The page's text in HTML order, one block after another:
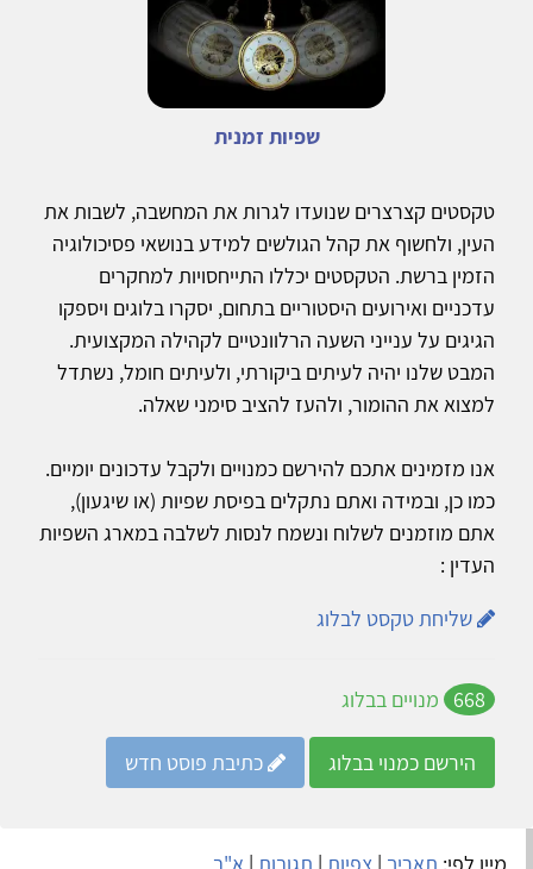
שפיות זמנית
טקסטים קצרצרים שנועדו לגרות את המחשבה, לשבות את
העין, ולחשוף את קהל הגולשים למידע בנושאי פסיכולוגיה
הזמין ברשת. הטקסטים יכללו התייחסויות למחקרים
עדכניים ואירועים היסטוריים בתחום, יסקרו בלוגים ויספקו
הגיגים על ענייני השעה הרלוונטיים לקהילה המקצועית.
המבט שלנו יהיה לעיתים ביקורתי, ולעיתים חומל, נשתדל
למצוא את ההומור, ולהעז להציב סימני שאלה.
אנו מזמינים אתכם להירשם כמנויים ולקבל עדכונים יומיים.
כמו כן, ובמידה ואתם נתקלים בפיסת שפיות (או שיגעון),
אתם מוזמנים לשלוח ונשמח לנסות לשלבה במארג השפיות
העדין :
שליחת טקסט לבלוג
668 מנויים בבלוג
הירשם כמנוי בבלוג כתיבת פוסט חדש